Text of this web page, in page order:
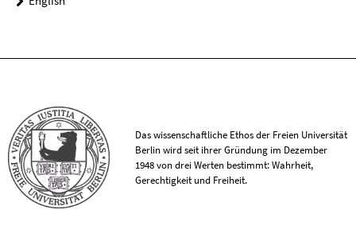
Das wissenschaftliche Ethos der Freien Universität
Berlin wird seit ihrer Gründung im Dezember
1948 von drei Werten bestimmt: Wahrheit,
Gerechtigkeit und Freiheit.